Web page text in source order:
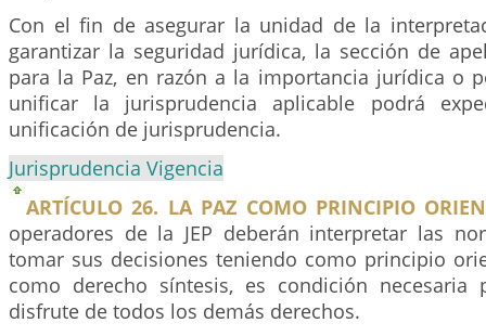
Con el fin de asegurar la unidad de la
garantizar la seguridad jurídica, la sección de
para la Paz, en razón a la importancia jurídica o
unificar la jurisprudencia aplicable podrá
unificación de jurisprudencia.
Jurisprudencia Vigencia
ARTÍCULO 26. LA PAZ COMO PRINCIPIO
operadores de la JEP deberán interpretar las
tomar sus decisiones teniendo como principio
como derecho síntesis, es condición
disfrute de todos los demás derechos.